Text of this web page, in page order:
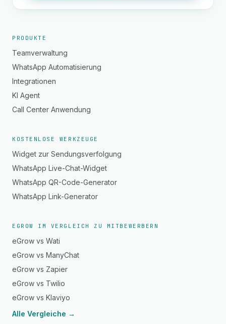
PRODUKTE
Teamverwaltung
WhatsApp Automatisierung
Integrationen
KI Agent
Call Center Anwendung
KOSTENLOSE WERKZEUGE
Widget zur Sendungsverfolgung
WhatsApp Live-Chat-Widget
WhatsApp QR-Code-Generator
WhatsApp Link-Generator
EGROW IM VERGLEICH ZU MITBEWERBERN
eGrow vs Wati
eGrow vs ManyChat
eGrow vs Zapier
eGrow vs Twilio
eGrow vs Klaviyo
Alle Vergleiche →